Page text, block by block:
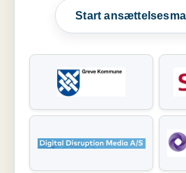
Start